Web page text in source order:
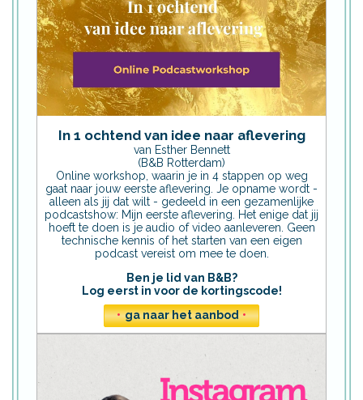
In 1 ochtend van idee naar aflevering
van Esther Bennett
(B&B Rotterdam)
Online workshop, waarin je in 4 stappen op weg
gaat naar jouw eerste aflevering. Je opname wordt -
alleen als jij dat wilt - gedeeld in een gezamenlijke
podcastshow: Mijn eerste aflevering. Het enige dat jij
hoeft te doen is je audio of video aanleveren. Geen
technische kennis of het starten van een eigen
podcast vereist om mee te doen.
Ben je lid van B&B?
Log eerst in voor de kortingscode!
• ga naar het aanbod •